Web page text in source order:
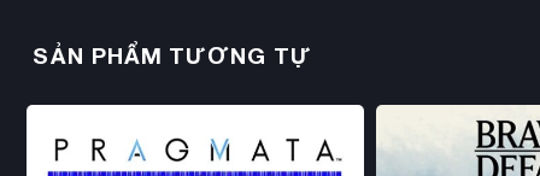
SẢN PHẨM TƯƠNG TỰ